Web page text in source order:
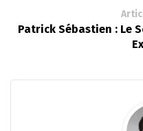
Patrick Sébastien : Le